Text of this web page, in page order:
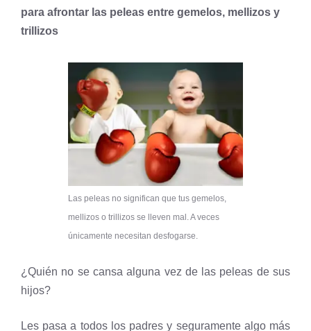
para afrontar las peleas entre gemelos, mellizos y
trillizos
Las peleas no significan que tus gemelos,
mellizos o trillizos se lleven mal. A veces
únicamente necesitan desfogarse.
¿Quién no se cansa alguna vez de las peleas de sus
hijos?
Les pasa a todos los padres y seguramente algo más